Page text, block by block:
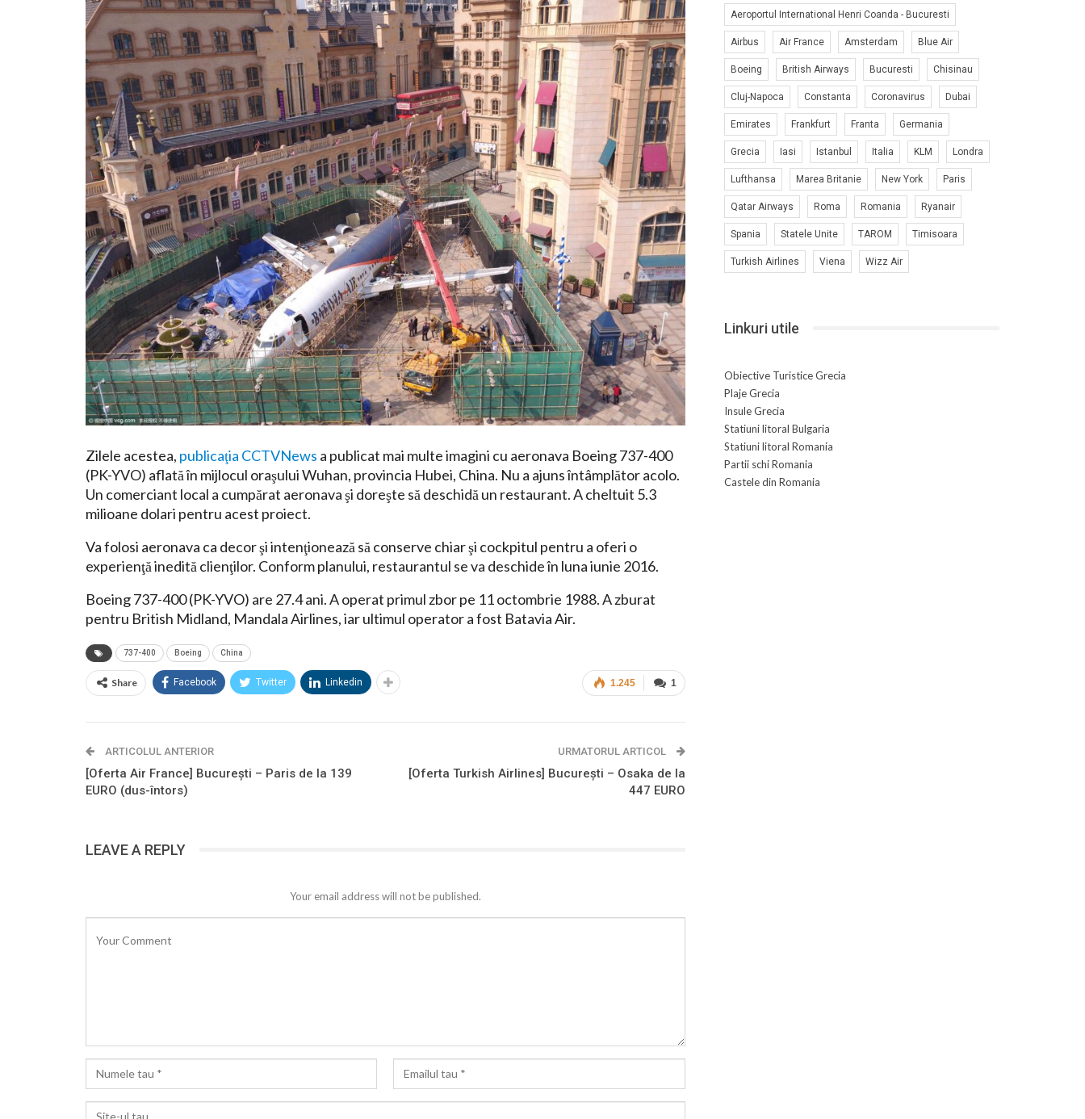
Zilele acestea, publicaţia CCTVNews a publicat mai multe imagini cu aeronava Boeing 737-400
(PK-YVO) aflată în mijlocul oraşului Wuhan, provincia Hubei, China. Nu a ajuns întâmplător acolo.
Un comerciant local a cumpărat aeronava şi doreşte să deschidă un restaurant. A cheltuit 5.3
milioane dolari pentru acest proiect.
Va folosi aeronava ca decor şi intenţionează să conserve chiar şi cockpitul pentru a oferi o
experienţă inedită clienţilor. Conform planului, restaurantul se va deschide în luna iunie 2016.
Boeing 737-400 (PK-YVO) are 27.4 ani. A operat primul zbor pe 11 octombrie 1988. A zburat
pentru British Midland, Mandala Airlines, iar ultimul operator a fost Batavia Air.
737-400 Boeing China
1
1.245
Share Facebook Twitter Linkedin
ARTICOLUL ANTERIOR
[Oferta Air France] Bucureşti – Paris de la 139
EURO (dus-întors)
URMATORUL ARTICOL
[Oferta Turkish Airlines] Bucureşti – Osaka de la
447 EURO
LEAVE A REPLY
Your email address will not be published.
Aeroportul International Henri Coanda - Bucuresti
Airbus Air France Amsterdam Blue Air
Boeing British Airways Bucuresti Chisinau
Cluj-Napoca Constanta Coronavirus Dubai
Emirates Frankfurt Franta Germania
Grecia Iasi Istanbul Italia KLM Londra
Lufthansa Marea Britanie New York Paris
Qatar Airways Roma Romania Ryanair
Spania Statele Unite TAROM Timisoara
Turkish Airlines Viena Wizz Air
Linkuri utile
Obiective Turistice Grecia
Plaje Grecia
Insule Grecia
Statiuni litoral Bulgaria
Statiuni litoral Romania
Partii schi Romania
Castele din Romania